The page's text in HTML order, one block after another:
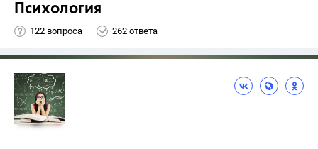
Психология
122 вопроса 262 ответа